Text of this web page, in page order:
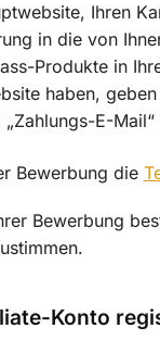
Ihren
in die von
Produkte in
haben,
„Zahlungs-E-
Bewerbung die
Bewerbung
Konto